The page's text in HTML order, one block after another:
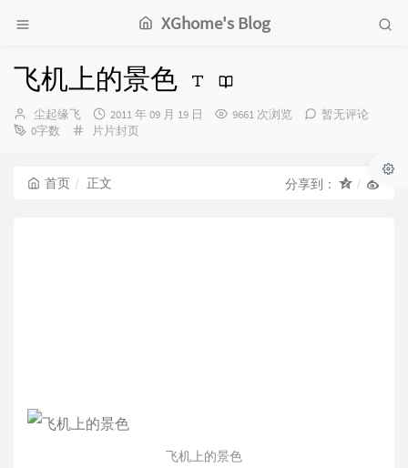
XGhome's Blog
飞机上的景色
博
主：
尘起缘飞
发
布
2011 年 09 月 19 日 9661 次浏览
暂无评论
0字数
分
片片封页
首页 正文 分享到：
飞机上的景色